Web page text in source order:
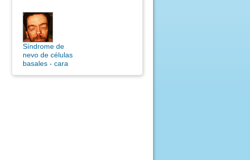
Síndrome de
nevo de células
basales - cara